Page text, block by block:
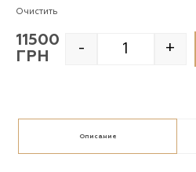
Очистить
11500
ГРН
Quantity
- +
Описание